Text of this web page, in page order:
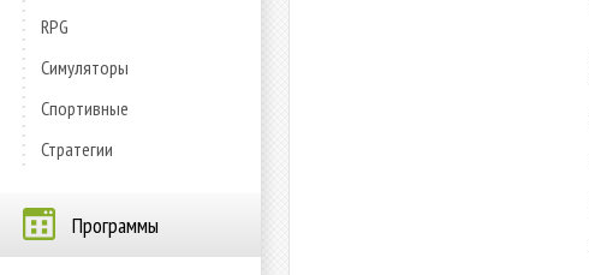
RPG
Симуляторы
Спортивные
Стратегии
Программы